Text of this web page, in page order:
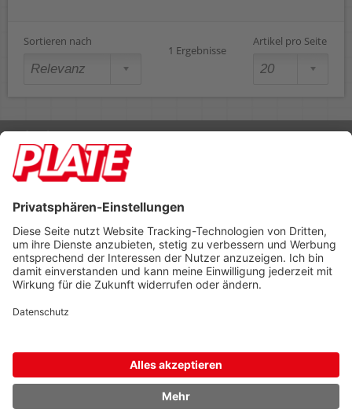
Sortieren nach
1 Ergebnisse
Artikel pro Seite
Rufen Sie uns an 04298 401-0
Lieferbedingungen Impressum
Footer anzeigen
PLATE Büromaterial Vertriebs GmbH
Hilligenwarf 5